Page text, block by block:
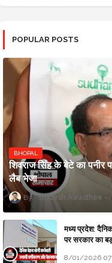
POPULAR POSTS
BHOPAL
शिवराज सिंह के बेटे का पनीर
लैब भेजा
Updesh Awasthee
मध्य प्रदेश:
पर सरकार का
8/01/2026